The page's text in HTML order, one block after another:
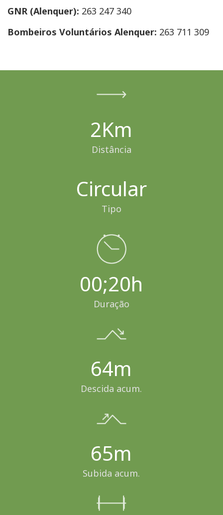
GNR (Alenquer): 263 247 340
Bombeiros Voluntários Alenquer: 263 711 309
2Km
Distância
Circular
Tipo
00;20h
Duração
64m
Descida acum.
65m
Subida acum.